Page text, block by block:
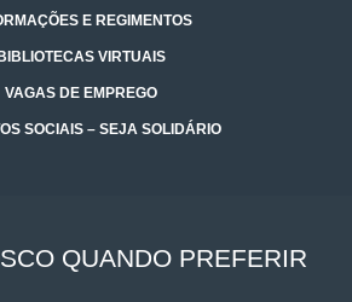
E REGIMENTOS
BIBLIOTECAS VIRTUAIS
VAGAS DE EMPREGO
SOCIAIS – SEJA SOLIDÁRIO
QUANDO PREFERIR